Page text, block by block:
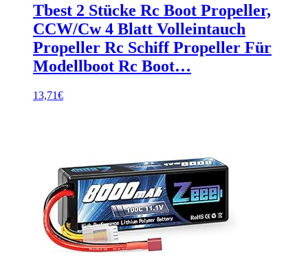
Tbest 2 Stücke Rc Boot Propeller,
CCW/Cw 4 Blatt Volleintauch
Propeller Rc Schiff Propeller Für
Modellboot Rc Boot…
13,71€